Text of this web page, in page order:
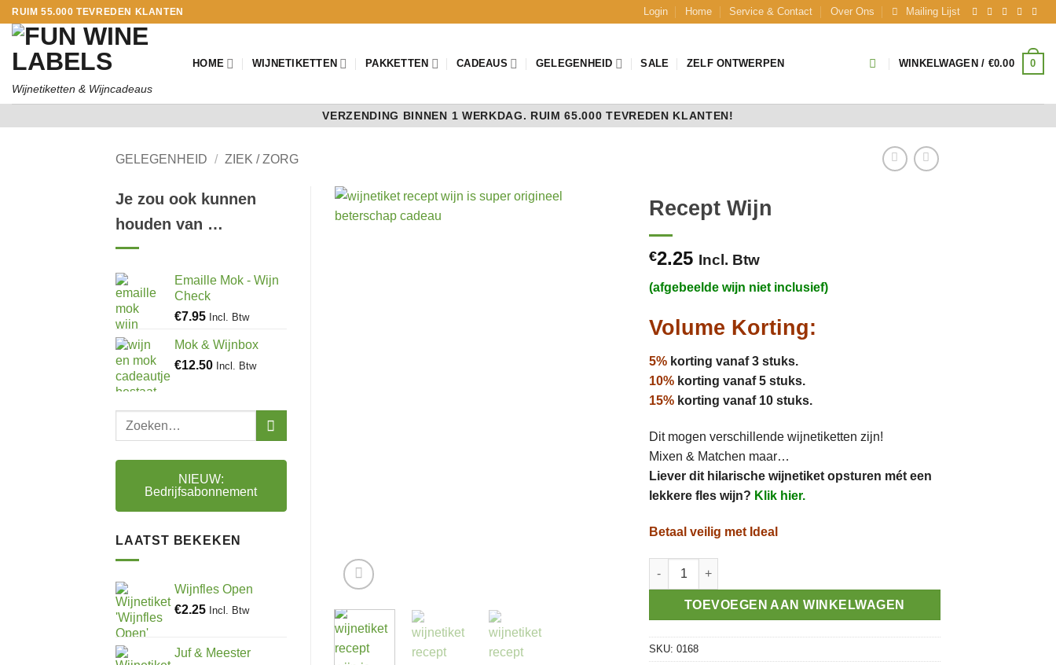
Ga
naar
inhoud
RUIM 55.000 TEVREDEN KLANTEN Login Home Service & Contact Over Ons Mailing Lijst
Wijnetiketten & Wijncadeaus
HOME WIJNETIKETTEN PAKKETTEN CADEAUS GELEGENHEID SALE ZELF ONTWERPEN WINKELWAGEN / €0.00 0
VERZENDING BINNEN 1 WERKDAG. RUIM 65.000 TEVREDEN KLANTEN!
GELEGENHEID / ZIEK / ZORG
Je zou ook kunnen
houden van …
Emaille Mok - Wijn
Check
€7.95 Incl. Btw
Mok & Wijnbox
€12.50 Incl. Btw
Zoeken
NIEUW:
Bedrijfsabonnement
LAATST BEKEKEN
Wijnfles Open
€2.25 Incl. Btw
Juf & Meester
Recept Wijn
€2.25 Incl. Btw
(afgebeelde wijn niet inclusief)
Volume Korting:
5% korting vanaf 3 stuks.
10% korting vanaf 5 stuks.
15% korting vanaf 10 stuks.
Dit mogen verschillende wijnetiketten zijn!
Mixen & Matchen maar…
Liever dit hilarische wijnetiket opsturen mét een
lekkere fles wijn? Klik hier.
Betaal veilig met Ideal
Recept Wijn aantal
TOEVOEGEN AAN WINKELWAGEN
SKU:0168